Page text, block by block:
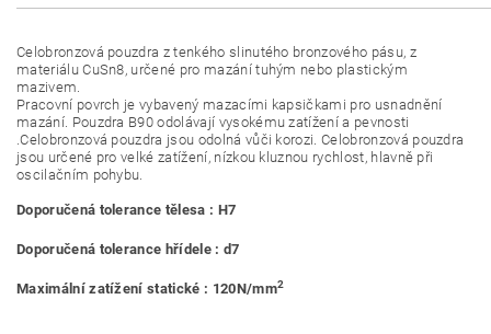
Celobronzová pouzdra z tenkého slinutého bronzového pásu, z
materiálu CuSn8, určené pro mazání tuhým nebo plastickým
mazivem.
Pracovní povrch je vybavený mazacími kapsičkami pro usnadnění
mazání. Pouzdra B90 odolávají vysokému zatížení a pevnosti
.Celobronzová pouzdra jsou odolná vůči korozi. Celobronzová pouzdra
jsou určené pro velké zatížení, nízkou kluznou rychlost, hlavně při
oscilačním pohybu.
Doporučená tolerance tělesa : H7
Doporučená tolerance hřídele : d7
Maximální zatížení statické : 120N/mm2